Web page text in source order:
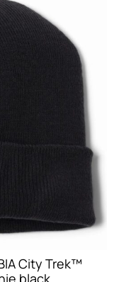
City Trek™
black